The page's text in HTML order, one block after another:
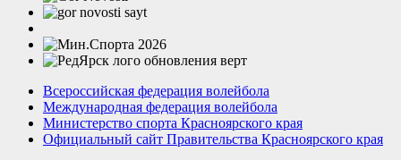
Всероссийская федерация волейбола
Международная федерация волейбола
Министерство спорта Красноярского края
Официальный сайт Правительства Красноярского края